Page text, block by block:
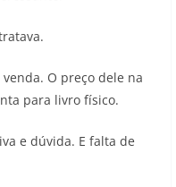
O preço dele na
para livro físico.
e dúvida. E falta de